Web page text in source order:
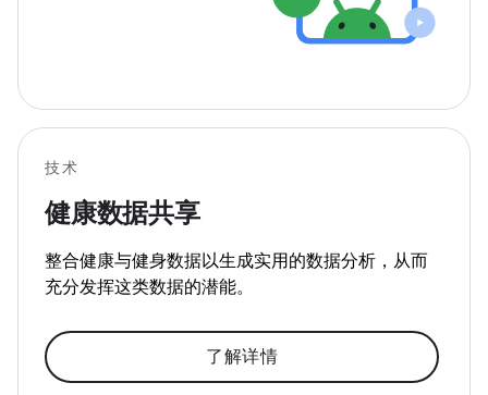
技术
健康数据共享
整合健康与健身数据以生成实用的数据分析，从而
充分发挥这类数据的潜能。
了解详情